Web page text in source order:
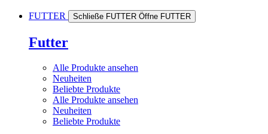
FUTTER Schließe FUTTER Öffne FUTTER
Futter
Alle Produkte ansehen
Neuheiten
Beliebte Produkte
Alle Produkte ansehen
Neuheiten
Beliebte Produkte